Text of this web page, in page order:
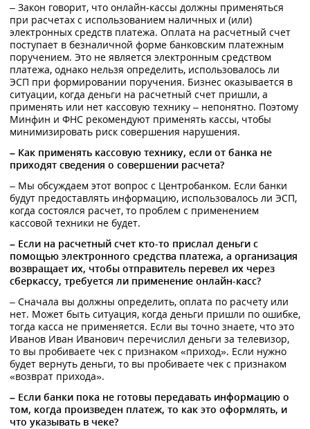
– Закон говорит, что онлайн-кассы должны применяться
при расчетах с использованием наличных и (или)
электронных средств платежа. Оплата на расчетный счет
поступает в безналичной форме банковским платежным
поручением. Это не является электронным средством
платежа, однако нельзя определить, использовалось ли
ЭСП при формировании поручения. Бизнес оказывается в
ситуации, когда деньги на расчетный счет пришли, а
применять или нет кассовую технику – непонятно. Поэтому
Минфин и ФНС рекомендуют применять кассы, чтобы
минимизировать риск совершения нарушения.
– Как применять кассовую технику, если от банка не
приходят сведения о совершении расчета?
– Мы обсуждаем этот вопрос с Центробанком. Если банки
будут предоставлять информацию, использовалось ли ЭСП,
когда состоялся расчет, то проблем с применением
кассовой техники не будет.
– Если на расчетный счет кто-то прислал деньги с
помощью электронного средства платежа, а организация
возвращает их, чтобы отправитель перевел их через
сберкассу, требуется ли применение онлайн-касс?
– Сначала вы должны определить, оплата по расчету или
нет. Может быть ситуация, когда деньги пришли по ошибке,
тогда касса не применяется. Если вы точно знаете, что это
Иванов Иван Иванович перечислил деньги за телевизор,
то вы пробиваете чек с признаком «приход». Если нужно
будет вернуть деньги, то вы пробиваете чек с признаком
«возврат прихода».
– Если банки пока не готовы передавать информацию о
том, когда произведен платеж, то как это оформлять, и
что указывать в чеке?